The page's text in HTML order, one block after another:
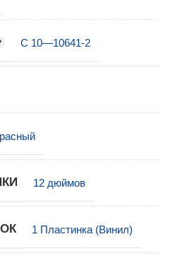
С 10—10641-2
12 дюймов
1 Пластинка (Винил)